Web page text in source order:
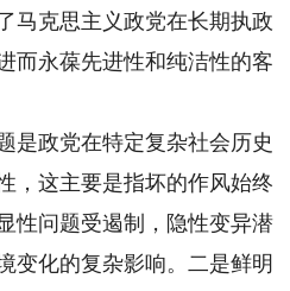
马克思主义政党在长期执政
而永葆先进性和纯洁性的客
政党在特定复杂社会历史
，这主要是指坏的作风始终
性问题受遏制，隐性变异潜
变化的复杂影响。二是鲜明